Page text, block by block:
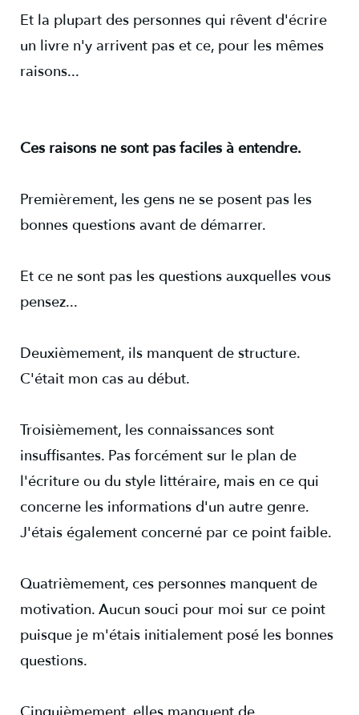
Et la plupart des personnes qui rêvent d'écrire
un livre n'y arrivent pas et ce, pour les mêmes
raisons...
Ces raisons ne sont pas faciles à entendre.
Premièrement, les gens ne se posent pas les
bonnes questions avant de démarrer.
Et ce ne sont pas les questions auxquelles vous
pensez...
Deuxièmement, ils manquent de structure.
C'était mon cas au début.
Troisièmement, les connaissances sont
insuffisantes. Pas forcément sur le plan de
l'écriture ou du style littéraire, mais en ce qui
concerne les informations d'un autre genre.
J'étais également concerné par ce point faible.
Quatrièmement, ces personnes manquent de
motivation. Aucun souci pour moi sur ce point
puisque je m'étais initialement posé les bonnes
questions.